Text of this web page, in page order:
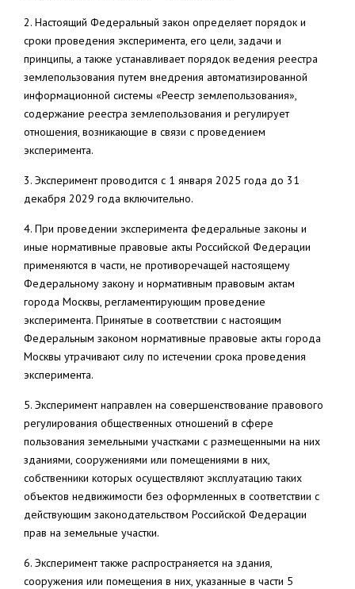
2. Настоящий Федеральный закон определяет порядок и
сроки проведения эксперимента, его цели, задачи и
принципы, а также устанавливает порядок ведения реестра
землепользования путем внедрения автоматизированной
информационной системы «Реестр землепользования»,
содержание реестра землепользования и регулирует
отношения, возникающие в связи с проведением
эксперимента.
3. Эксперимент проводится с 1 января 2025 года до 31
декабря 2029 года включительно.
4. При проведении эксперимента федеральные законы и
иные нормативные правовые акты Российской Федерации
применяются в части, не противоречащей настоящему
Федеральному закону и нормативным правовым актам
города Москвы, регламентирующим проведение
эксперимента. Принятые в соответствии с настоящим
Федеральным законом нормативные правовые акты города
Москвы утрачивают силу по истечении срока проведения
эксперимента.
5. Эксперимент направлен на совершенствование правового
регулирования общественных отношений в сфере
пользования земельными участками с размещенными на них
зданиями, сооружениями или помещениями в них,
собственники которых осуществляют эксплуатацию таких
объектов недвижимости без оформленных в соответствии с
действующим законодательством Российской Федерации
прав на земельные участки.
6. Эксперимент также распространяется на здания,
сооружения или помещения в них, указанные в части 5